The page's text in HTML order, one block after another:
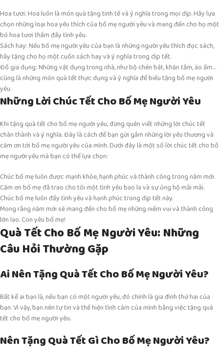
Hoa tươi: Hoa luôn là món quà tặng tinh tế và ý nghĩa trong mọi dịp. Hãy lựa
chọn những loại hoa yêu thích của bố mẹ người yêu và mang đến cho họ một
bó hoa tươi thắm đầy tình yêu.
Sách hay: Nếu bố mẹ người yêu của bạn là những người yêu thích đọc sách,
hãy tặng cho họ một cuốn sách hay và ý nghĩa trong dịp tết.
Đồ gia dụng: Những vật dụng trong nhà, như bộ chén bát, khăn tắm, áo ấm…
cũng là những món quà tết thực dụng và ý nghĩa để biếu tặng bố mẹ người
yêu.
Những Lời Chúc Tết Cho Bố Mẹ Người Yêu
Khi tặng quà tết cho bố mẹ người yêu, đừng quên viết những lời chúc tết
chân thành và ý nghĩa. Đây là cách để bạn gửi gắm những lời yêu thương và
cảm ơn tới bố mẹ người yêu của mình. Dưới đây là một số lời chúc tết cho bố
mẹ người yêu mà bạn có thể lựa chọn:
Chúc bố mẹ luôn được mạnh khỏe, hạnh phúc và thành công trong năm mới.
Cảm ơn bố mẹ đã trao cho tôi một tình yêu bao la và sự ủng hộ mãi mãi.
Chúc bố mẹ luôn đầy tình yêu và hạnh phúc trong dịp tết này.
Mong rằng năm mới sẽ mang đến cho bố mẹ những niềm vui và thành công
lớn lao. Con yêu bố mẹ!
Quà Tết Cho Bố Mẹ Người Yêu: Những
Câu Hỏi Thường Gặp
Ai Nên Tặng Quà Tết Cho Bố Mẹ Người Yêu?
Bất kể ai bạn là, nếu bạn có một người yêu, đó chính là gia đình thứ hai của
bạn. Vì vậy, bạn nên tự tin và thể hiện tình cảm của mình bằng việc tặng quà
tết cho bố mẹ người yêu.
Nên Tặng Quà Tết Gì Cho Bố Mẹ Người Yêu?